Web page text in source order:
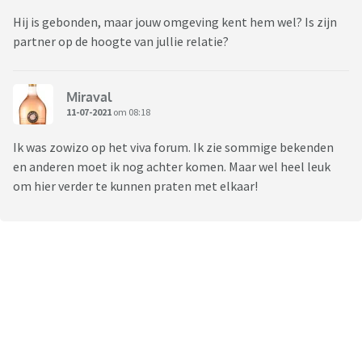
Hij is gebonden, maar jouw omgeving kent hem wel? Is zijn
partner op de hoogte van jullie relatie?
Miraval
11-07-2021 om 08:18
Ik was zowizo op het viva forum. Ik zie sommige bekenden
en anderen moet ik nog achter komen. Maar wel heel leuk
om hier verder te kunnen praten met elkaar!